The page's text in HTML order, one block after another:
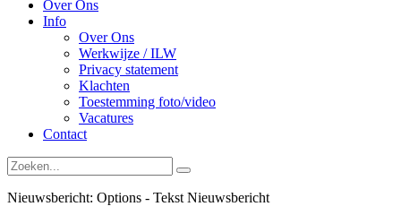
Over Ons
Info
Over Ons
Werkwijze / ILW
Privacy statement
Klachten
Toestemming foto/video
Vacatures
Contact
Nieuwsbericht: Options - Tekst Nieuwsbericht